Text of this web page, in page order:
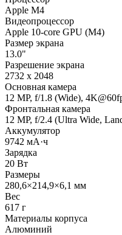
Apple M4
Видеопроцессор
Apple 10-core GPU (M4)
Размер экрана
13.0"
Разрешение экрана
2732 x 2048
Основная камера
12 MP, f/1.8 (Wide),
Фронтальная камера
12 MP, f/2.4 (Ultra Wide,
Аккумулятор
9742 мА·ч
Зарядка
20 Вт
Размеры
280,6×214,9×6,1 мм
Вес
617 г
Материалы корпуса
Алюминий